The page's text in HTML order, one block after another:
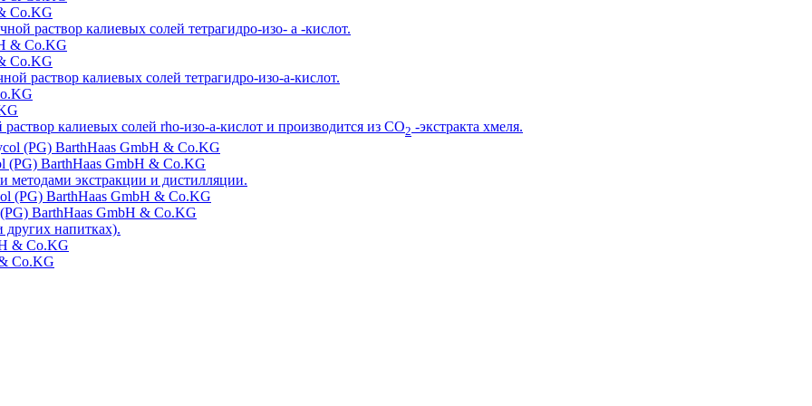
Co.KG
раствор калиевых солей тетрагидро-изо- a -кислот.
Co.KG
раствор калиевых солей тетрагидро-изо-a-кислот.
калиевых солей rho-изо-a-кислот и производится из СО2 -экстракта хмеля.
(PG) BarthHaas GmbH & Co.KG
методами экстракции и дистилляции.
BarthHaas GmbH & Co.KG
напитках).
Co.KG